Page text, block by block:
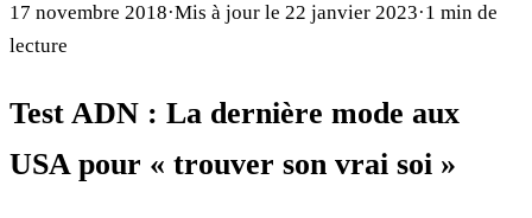
17 novembre 2018·Mis à jour le 22 janvier 2023·1 min de
lecture
Test ADN : La dernière mode aux
USA pour « trouver son vrai soi »